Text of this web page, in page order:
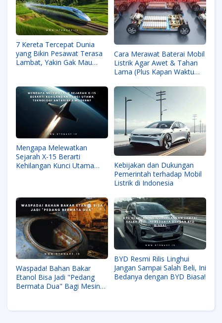
7 Kereta Tercepat Dunia
yang Bikin Pesawat Terasa
Lambat, Yakin Gak Mau
Cara Merawat Baterai Mobil
Listrik Agar Awet & Tahan
Lama (Plus Kapan Waktu
Mengapa Melewatkan
Sejarah X-15 Berarti
Kehilangan Kunci Utama
Kebijakan dan Dukungan
Pemerintah terhadap Mobil
Listrik di Indonesia
Waspada! Bahan Bakar
Etanol Bisa Jadi "Pedang
Bermata Dua" Bagi Mesin
BYD Resmi Rilis Linghui
Jangan Sampai Salah Beli, Ini
Bedanya dengan BYD Biasa!